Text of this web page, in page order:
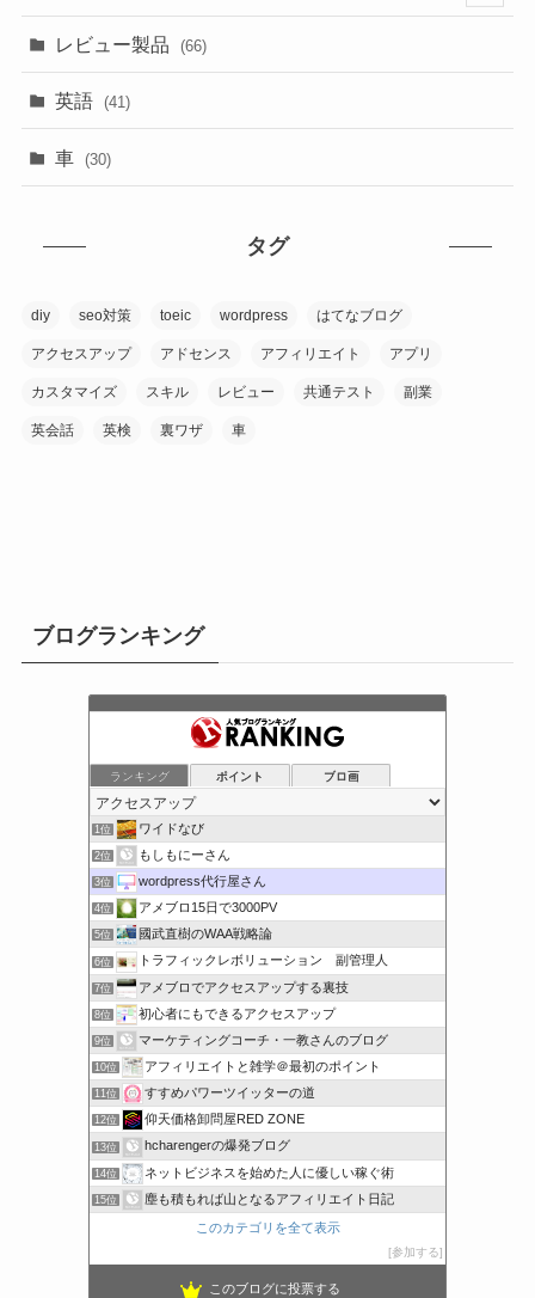
(17)
レビュー製品 (66)
英語 (41)
車 (30)
タグ
diy seo対策 toeic wordpress はてなブログ
アクセスアップ アドセンス アフィリエイト アプリ
カスタマイズ スキル レビュー 共通テスト 副業
英会話 英検 裏ワザ 車
ブログランキング
ランキング ポイント ブロ画
1位 ワイドなび
2位 もしもにーさん
3位 wordpress代行屋さん
4位 アメブロ15日で3000PV
5位 國武直樹のWAA戦略論
6位 トラフィックレボリューション 副管理人
7位 アメブロでアクセスアップする裏技
8位 初心者にもできるアクセスアップ
9位 マーケティングコーチ・一教さんのブログ
10位 アフィリエイトと雑学＠最初のポイント
11位 すすめパワーツイッターの道
12位 仰天価格卸問屋RED ZONE
13位 hcharengerの爆発ブログ
14位 ネットビジネスを始めた人に優しい稼ぐ術
15位 塵も積もれば山となるアフィリエイト日記
このカテゴリを全て表示
参加する
このブログに投票する